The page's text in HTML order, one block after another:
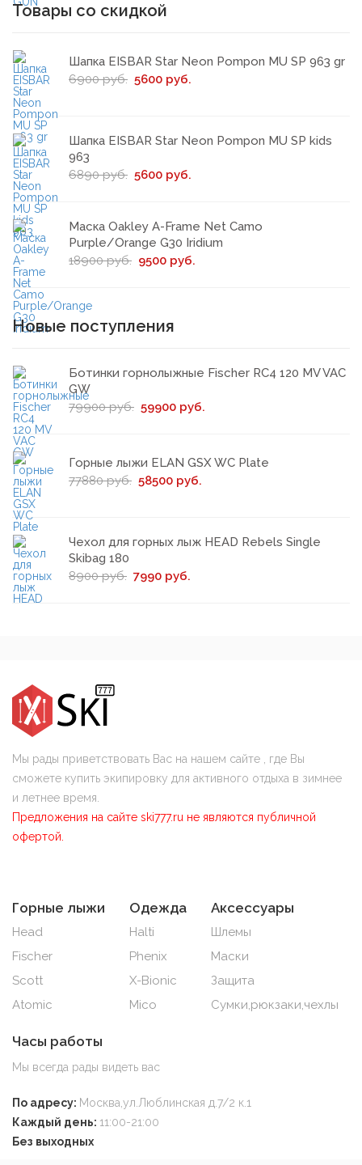
Товары со скидкой
Шапка EISBAR Star Neon Pompon MU SP 963 gr
6900 руб. 5600 руб.
Шапка EISBAR Star Neon Pompon MU SP kids
963
6890 руб. 5600 руб.
Маска Oakley A-Frame Net Camo
Purple/Orange G30 Iridium
18900 руб. 9500 руб.
Новые поступления
Ботинки горнолыжные Fischer RC4 120 MV VAC
GW
79900 руб. 59900 руб.
Горные лыжи ELAN GSX WC Plate
77880 руб. 58500 руб.
Чехол для горных лыж HEAD Rebels Single
Skibag 180
8900 руб. 7990 руб.
Мы рады приветствовать Вас на нашем сайте , где Вы
сможете купить экипировку для активного отдыха в зимнее
и летнее время.
Предложения на сайте ski777.ru не являются публичной
офертой.
Горные лыжи
Head
Fischer
Scott
Atomic
Одежда
Halti
Phenix
X-Bionic
Mico
Аксессуары
Шлемы
Маски
Защита
Сумки,рюкзаки,чехлы
Часы работы
Мы всегда рады видеть вас
По адресу: Москва,ул.Люблинская д.7/2 к.1
Каждый день: 11:00-21:00
Без выходных